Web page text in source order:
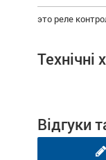
это реле
Технічні
Відгуки